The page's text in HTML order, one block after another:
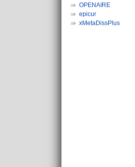
OPENAIRE
epicur
xMetaDissPlus